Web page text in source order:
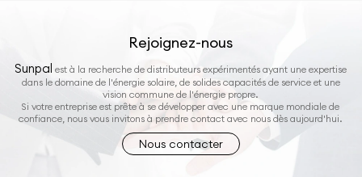
Rejoignez-nous
Sunpal est à la recherche de distributeurs expérimentés ayant une expertise
dans le domaine de l'énergie solaire, de solides capacités de service et une
vision commune de l'énergie propre.
Si votre entreprise est prête à se développer avec une marque mondiale de
confiance, nous vous invitons à prendre contact avec nous dès aujourd'hui.
Nous contacter